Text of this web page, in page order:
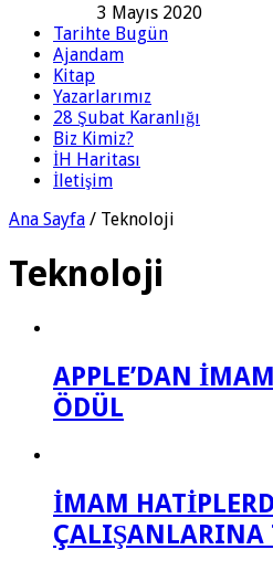
3 Mayıs 2020
Tarihte Bugün
Ajandam
Kitap
Yazarlarımız
28 Şubat Karanlığı
Biz Kimiz?
İH Haritası
İletişim
Ana Sayfa / Teknoloji
Teknoloji
APPLE’DAN
ÖDÜL
İMAM
ÇALIŞANLARINA